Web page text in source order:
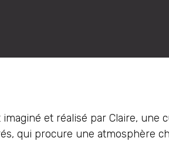
et réalisé par Claire, une
qui procure une atmosphère